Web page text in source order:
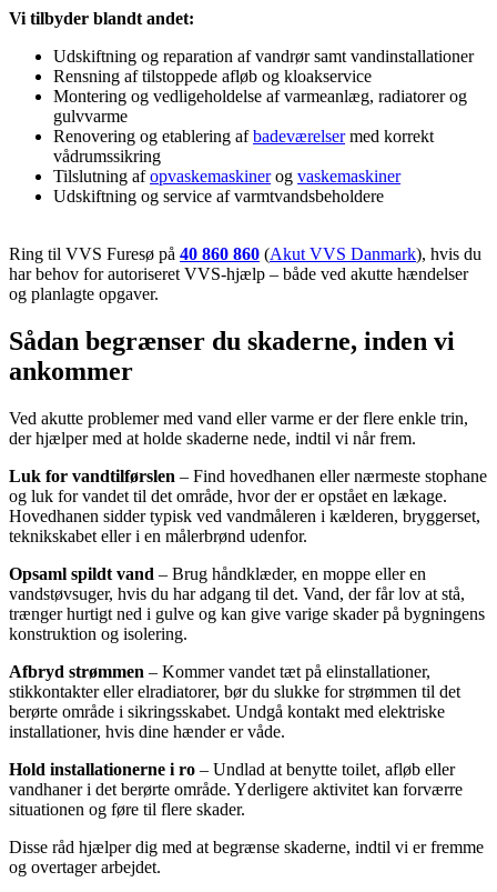
Vi tilbyder blandt andet:
Udskiftning og reparation af vandrør samt vandinstallationer
Rensning af tilstoppede afløb og kloakservice
Montering og vedligeholdelse af varmeanlæg, radiatorer og
gulvvarme
Renovering og etablering afbadeværelsermed korrekt
vådrumssikring
Tilslutning afopvaskemaskinerog vaskemaskiner
Udskiftning og service af varmtvandsbeholdere
Ring til VVS Furesø på 40 860 860 (Akut VVS Danmark), hvis du
har behov for autoriseret VVS-hjælp – både ved akutte hændelser
og planlagte opgaver.
Sådan begrænser du skaderne, inden vi
ankommer
Ved akutte problemer med vand eller varme er der flere enkle trin,
der hjælper med at holde skaderne nede, indtil vi når frem.
Luk for vandtilførslen – Find hovedhanen eller nærmeste stophane
og luk for vandet til det område, hvor der er opstået en lækage.
Hovedhanen sidder typisk ved vandmåleren i kælderen, bryggerset,
teknikskabet eller i en målerbrønd udenfor.
Opsaml spildt vand – Brug håndklæder, en moppe eller en
vandstøvsuger, hvis du har adgang til det. Vand, der får lov at stå,
trænger hurtigt ned i gulve og kan give varige skader på bygningens
konstruktion og isolering.
Afbryd strømmen – Kommer vandet tæt på elinstallationer,
stikkontakter eller elradiatorer, bør du slukke for strømmen til det
berørte område i sikringsskabet. Undgå kontakt med elektriske
installationer, hvis dine hænder er våde.
Hold installationerne i ro – Undlad at benytte toilet, afløb eller
vandhaner i det berørte område. Yderligere aktivitet kan forværre
situationen og føre til flere skader.
Disse råd hjælper dig med at begrænse skaderne, indtil vi er fremme
og overtager arbejdet.